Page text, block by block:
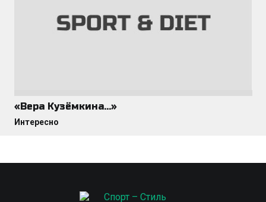
«Вера Кузёмкина…»
Интересно